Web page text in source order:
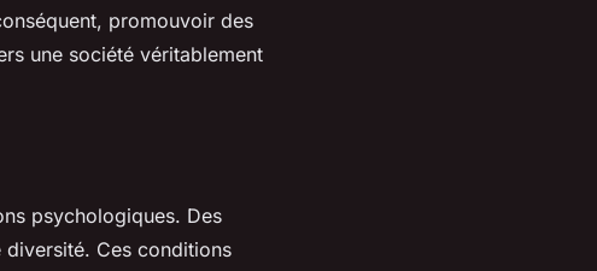
promouvoir des
une société véritablement
psychologiques. Des
diversité. Ces conditions